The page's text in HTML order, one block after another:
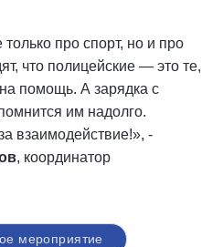
про спорт, но и про
что полицейские — это те,
на помощь. А зарядка с
им надолго.
взаимодействие!», -
, координатор
мероприятие